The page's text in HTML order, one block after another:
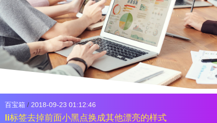
百宝箱 / 2018-09-23 01:12:46
li标签去掉前面小黑点换成其他漂亮的样式